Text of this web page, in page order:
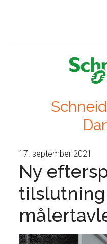
17. september 2021
Ny